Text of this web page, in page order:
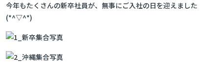
今年もたくさんの新卒社員が、無事にご入社の日を迎えました
(*^▽^*)